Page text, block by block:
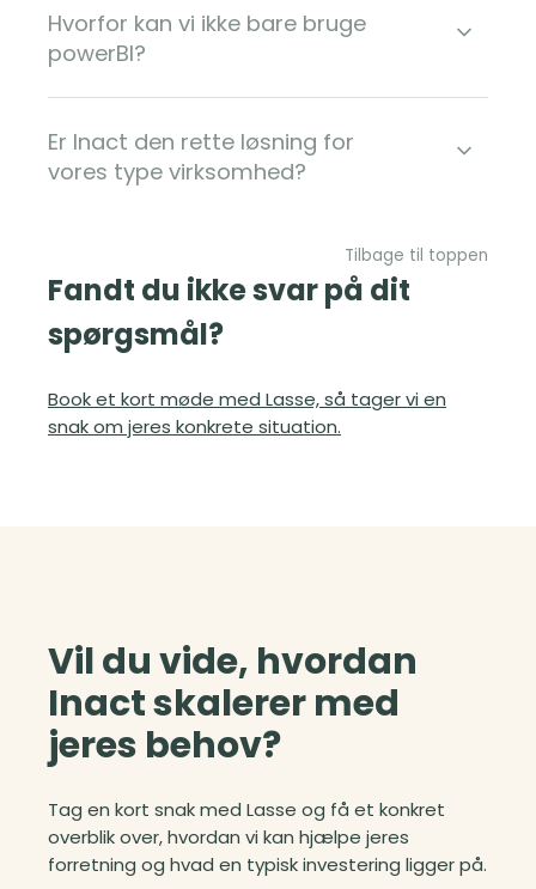
Hvorfor kan vi ikke bare bruge
powerBI?
Er Inact den rette løsning for
vores type virksomhed?
Tilbage til toppen
Fandt du ikke svar på dit
spørgsmål?
Book et kort møde med Lasse, så tager vi en
snak om jeres konkrete situation.
Vil du vide, hvordan
Inact skalerer med
jeres behov?
Tag en kort snak med Lasse og få et konkret
overblik over, hvordan vi kan hjælpe jeres
forretning og hvad en typisk investering ligger på.